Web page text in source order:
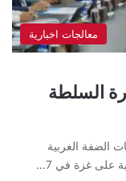
معالجات اخبارية
السلطة
الضفة الغربية
على غزة في 7…